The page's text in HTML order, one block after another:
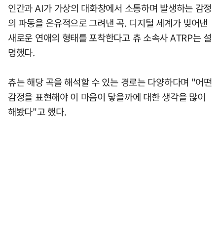
인간과 AI가 가상의 대화창에서 소통하며 발생하는 감정
의 파동을 은유적으로 그려낸 곡. 디지털 세계가 빚어낸
새로운 연애의 형태를 포착한다고 츄 소속사 ATRP는 설
명했다.
츄는 해당 곡을 해석할 수 있는 경로는 다양하다며 "어떤
감정을 표현해야 이 마음이 닿을까에 대한 생각을 많이
해봤다"고 했다.